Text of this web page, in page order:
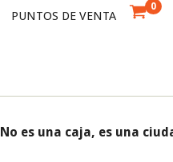
PUNTOS DE VENTA
0
No es una caja, es una